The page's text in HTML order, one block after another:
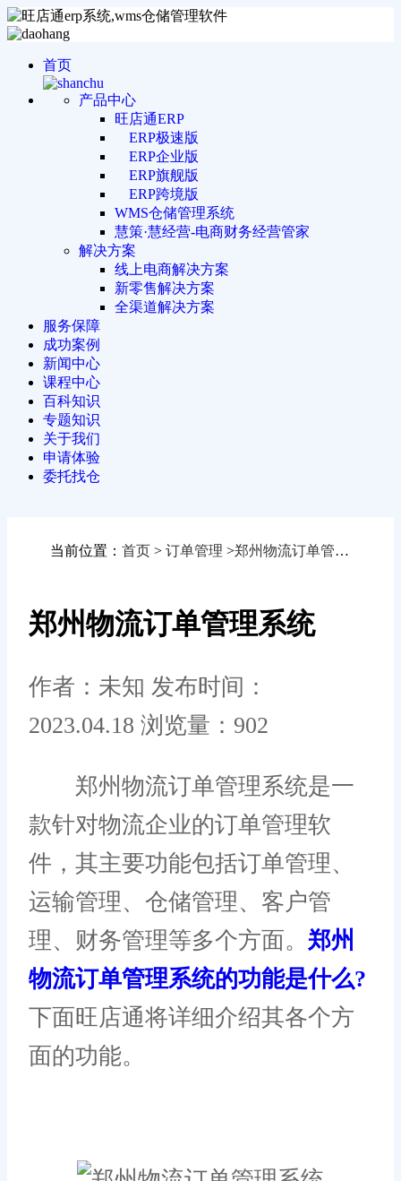
首页
产品中心
旺店通ERP
ERP极速版
ERP企业版
ERP旗舰版
ERP跨境版
WMS仓储管理系统
慧策·慧经营-电商财务经营管家
解决方案
线上电商解决方案
新零售解决方案
全渠道解决方案
服务保障
成功案例
新闻中心
课程中心
百科知识
专题知识
关于我们
申请体验
委托找仓
当前位置： 首页 > 订单管理 >郑州物流订单管理系统
郑州物流订单管理系统
作者：未知 发布时间：
2023.04.18 浏览量：902
郑州物流订单管理系统是一
款针对物流企业的订单管理软
件，其主要功能包括订单管理、
运输管理、仓储管理、客户管
理、财务管理等多个方面。 郑州
物流订单管理系统的功能是什么?
下面旺店通将详细介绍其各个方
面的功能。